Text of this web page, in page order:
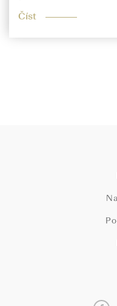
Číst